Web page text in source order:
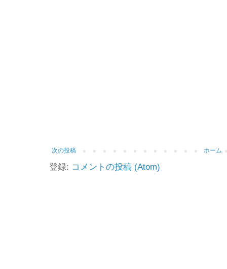
次の投稿 ホーム
登録: コメントの投稿 (Atom)